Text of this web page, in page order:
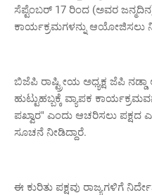
ಸೆಪ್ಟೆಂಬರ್ 17 ರಿಂದ (ಅವರ
ಕಾರ್ಯಕ್ರಮಗಳನ್ನು ಆಯೋಜಿಸಲು
ಬಿಜೆಪಿ ರಾಷ್ಟ್ರೀಯ ಅಧ್ಯಕ್ಷ ಜೆಪಿ
ಹುಟ್ಟುಹಬ್ಬಕ್ಕೆ ವ್ಯಾಪಕ
ಪಖ್ವಾರ" ಎಂದು ಆಚರಿಸಲು ಪಕ್ಷದ
ಸೂಚನೆ ನೀಡಿದ್ದಾರೆ.
ಈ ಕುರಿತು ಪಕ್ಷವು ರಾಜ್ಯಗಳಿಗೆ